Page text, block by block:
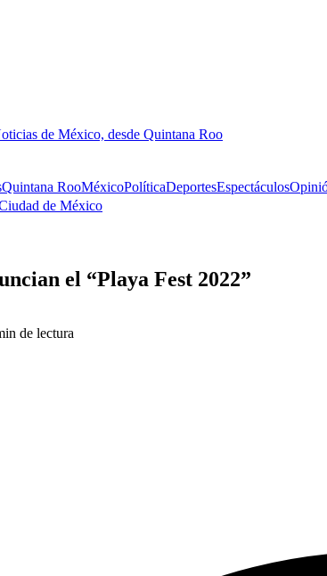
de México, desde Quintana Roo
Quintana RooMéxicoPolíticaDeportesEspectáculos
de México
el “Playa Fest 2022”
de lectura